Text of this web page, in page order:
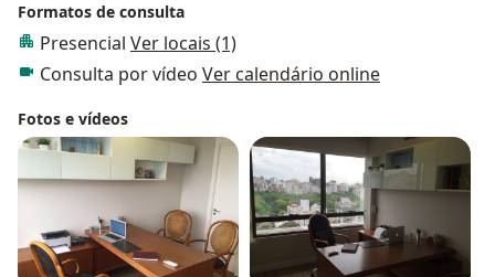
Sul (UFRGS).
Formatos de consulta
Presencial Ver locais (1)
Consulta por vídeo Ver calendário online
Fotos e vídeos